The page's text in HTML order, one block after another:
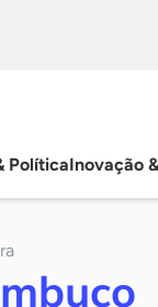
PolíticaInovação